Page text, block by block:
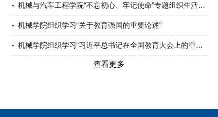
机械与汽车工程学院“不忘初心、牢记使命”专题组织生活会及民主评议党员大会
机械学院组织学习“关于教育强国的重要论述”
机械学院组织学习“习近平总书记在全国教育大会上的重要讲话精神”
查看更多